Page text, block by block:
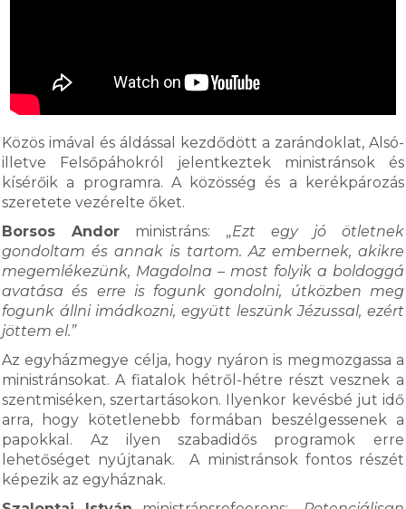
Közös imával és áldással kezdődött a zarándoklat, Alsó-
illetve Felsőpáhokról jelentkeztek ministránsok és
kísérőik a programra. A közösség és a kerékpározás
szeretete vezérelte őket.
Borsos Andor ministráns: „Ezt egy jó ötletnek
gondoltam és annak is tartom. Az embernek, akikre
megemlékezünk, Magdolna – most folyik a boldoggá
avatása és erre is fogunk gondolni, útközben meg
fogunk állni imádkozni, együtt leszünk Jézussal, ezért
jöttem el.”
Az egyházmegye célja, hogy nyáron is megmozgassa a
ministránsokat. A fiatalok hétről-hétre részt vesznek a
szentmiséken, szertartásokon. Ilyenkor kevésbé jut idő
arra, hogy kötetlenebb formában beszélgessenek a
papokkal. Az ilyen szabadidős programok erre
lehetőséget nyújtanak. A ministránsok fontos részét
képezik az egyháznak.